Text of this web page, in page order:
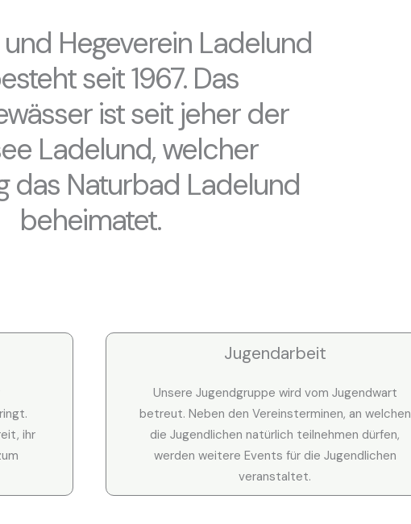
Hegeverein Ladelund
seit 1967. Das
ist seit jeher der
Ladelund, welcher
das Naturbad Ladelund
beheimatet.
ihr
Jugendarbeit
Unsere Jugendgruppe wird vom Jugendwart
betreut. Neben den Vereinsterminen, an welchen
die Jugendlichen natürlich teilnehmen dürfen,
werden weitere Events für die Jugendlichen
veranstaltet.